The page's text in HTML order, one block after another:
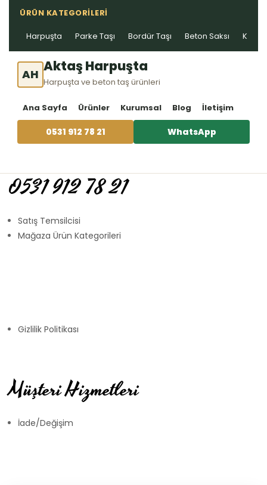
ÜRÜN KATEGORILERI
Harpuşta Parke Taşı Bordür Taşı Beton Saksı Kablo
AH Aktaş Harpuşta
Harpuşta ve beton taş ürünleri
Ana Sayfa Ürünler Kurumsal Blog İletişim
0531 912 78 21 WhatsApp
0531 912 78 21
Satış Temsilcisi
Mağaza Ürün Kategorileri
Gizlilik Politikası
Müşteri Hizmetleri
İade/Değişim